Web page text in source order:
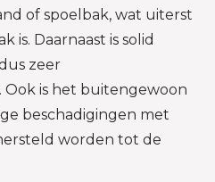
of spoelbak, wat uiterst
is. Daarnaast is solid
zeer
. Ook is het buitengewoon
beschadigingen met
worden tot de